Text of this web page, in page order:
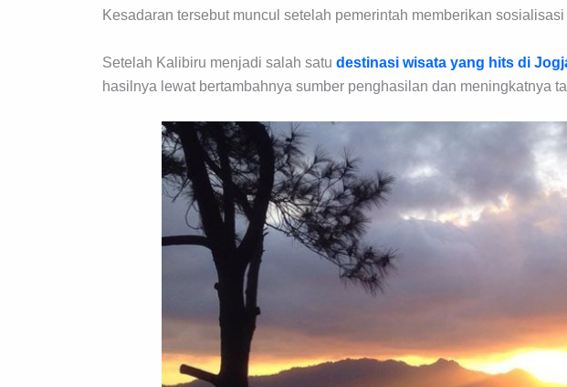
Kesadaran tersebut muncul setelah pemerintah memberikan
Setelah Kalibiru menjadi salah satu destinasi wisata yang hits di
hasilnya lewat bertambahnya sumber penghasilan dan meningkatnya